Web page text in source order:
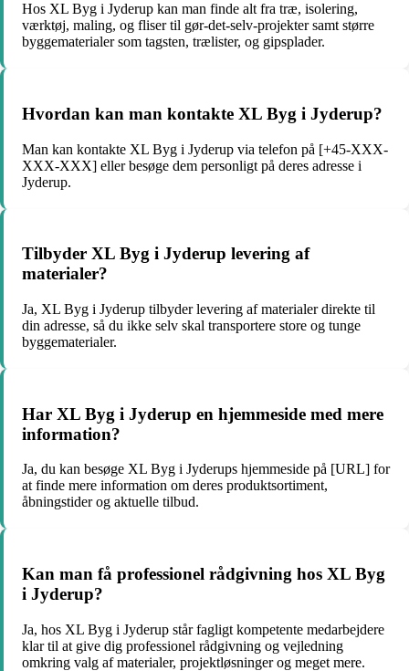
Hos XL Byg i Jyderup kan man finde alt fra træ, isolering,
værktøj, maling, og fliser til gør-det-selv-projekter samt større
byggematerialer som tagsten, trælister, og gipsplader.
Hvordan kan man kontakte XL Byg i Jyderup?
Man kan kontakte XL Byg i Jyderup via telefon på [+45-XXX-
XXX-XXX] eller besøge dem personligt på deres adresse i
Jyderup.
Tilbyder XL Byg i Jyderup levering af
materialer?
Ja, XL Byg i Jyderup tilbyder levering af materialer direkte til
din adresse, så du ikke selv skal transportere store og tunge
byggematerialer.
Har XL Byg i Jyderup en hjemmeside med mere
information?
Ja, du kan besøge XL Byg i Jyderups hjemmeside på [URL] for
at finde mere information om deres produktsortiment,
åbningstider og aktuelle tilbud.
Kan man få professionel rådgivning hos XL Byg
i Jyderup?
Ja, hos XL Byg i Jyderup står fagligt kompetente medarbejdere
klar til at give dig professionel rådgivning og vejledning
omkring valg af materialer, projektløsninger og meget mere.